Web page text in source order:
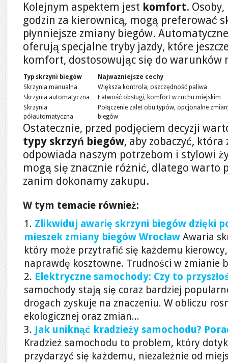
Kolejnym aspektem jest komfort.
godzin za kierownicą, mogą preferować
płynniejsze zmiany biegów.
oferują specjalne tryby jazdy, które
komfort, dostosowując się do warunków
Typ skrzyni biegów
Najważniejsze cechy
Skrzynia manualna
Większa kontrola, oszczędność paliwa
Skrzynia automatyczna
Łatwość obsługi, komfort w ruchu miejskim
Skrzynia
półautomatyczna
Połączenie zalet obu typów, opcjonalne
biegów
Ostatecznie, przed podjęciem decyzji
typy skrzyń biegów, aby zobaczyć,
odpowiada naszym potrzebom i stylowi
mogą się znacznie różnić, dlatego warto
zanim dokonamy zakupu.
W tym temacie również:
Zlikwiduj awarię skrzyni biegów dzięki
mieszek zmiany biegów Wrocław Awaria
który może przytrafić się każdemu
naprawdę kosztowne. Trudności w zmianie
Elektryczne samochody: Czy to
samochody stają się coraz bardziej
drogach zyskuje na znaczeniu. W obliczu
ekologicznej oraz zmian...
Jak uniknąć kradzieży samochodu?
Kradzież samochodu to problem, który
przydarzyć się każdemu, niezależnie od